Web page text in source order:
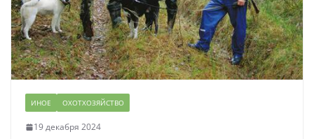
ИНОЕ ОХОТХОЗЯЙСТВО
19 декабря 2024